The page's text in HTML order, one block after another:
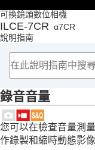
可換鏡頭數位相機
ILCE-7CR α7CR
說明指南
頁首
如何使用說明指南
檢查相機以及隨附的部件
基本操作
準備相機/基本拍攝操作
從MENU尋找功能
使用拍攝功能
本章內容
錄音音量
您可以在檢查音量測
作錄製和縮時動態影